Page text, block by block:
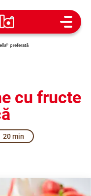
Open
® preferată
cu fructe
20 min